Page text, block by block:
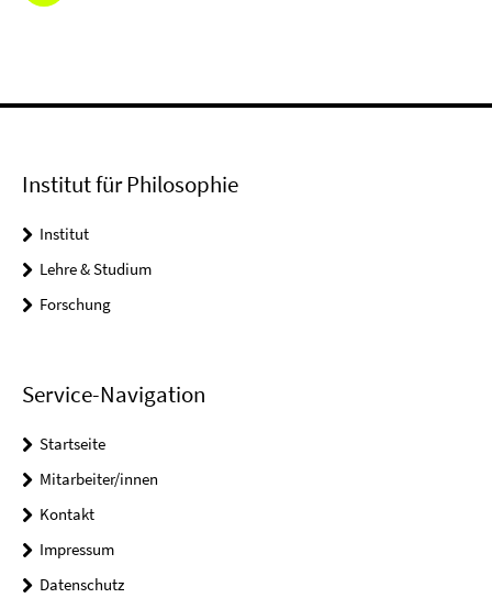
Institut für Philosophie
Institut
Lehre & Studium
Forschung
Service-Navigation
Startseite
Mitarbeiter/innen
Kontakt
Impressum
Datenschutz